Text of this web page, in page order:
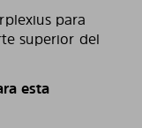
para
superior del
esta